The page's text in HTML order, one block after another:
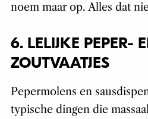
noem maar op. Alles dat
6. LELIJKE PEPER-
ZOUTVAATJES
Pepermolens en
typische dingen die